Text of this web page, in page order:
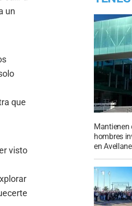
un
que
visto
Mantienen
hombres
en